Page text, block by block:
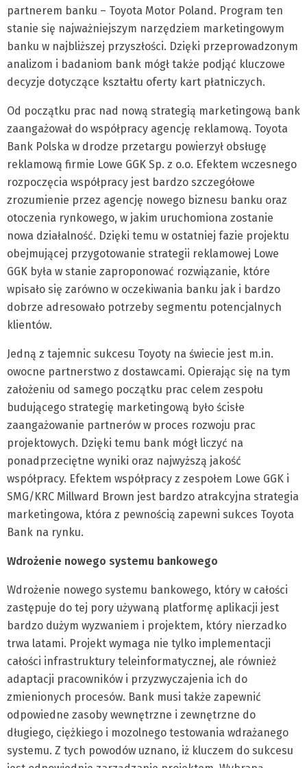
partnerem banku – Toyota Motor Poland. Program ten
stanie się najważniejszym narzędziem marketingowym
banku w najbliższej przyszłości. Dzięki przeprowadzonym
analizom i badaniom bank mógł także podjąć kluczowe
decyzje dotyczące kształtu oferty kart płatniczych.
Od początku prac nad nową strategią marketingową bank
zaangażował do współpracy agencję reklamową. Toyota
Bank Polska w drodze przetargu powierzył obsługę
reklamową firmie Lowe GGK Sp. z o.o. Efektem wczesnego
rozpoczęcia współpracy jest bardzo szczegółowe
zrozumienie przez agencję nowego biznesu banku oraz
otoczenia rynkowego, w jakim uruchomiona zostanie
nowa działalność. Dzięki temu w ostatniej fazie projektu
obejmującej przygotowanie strategii reklamowej Lowe
GGK była w stanie zaproponować rozwiązanie, które
wpisało się zarówno w oczekiwania banku jak i bardzo
dobrze adresowało potrzeby segmentu potencjalnych
klientów.
Jedną z tajemnic sukcesu Toyoty na świecie jest m.in.
owocne partnerstwo z dostawcami. Opierając się na tym
założeniu od samego początku prac celem zespołu
budującego strategię marketingową było ścisłe
zaangażowanie partnerów w proces rozwoju prac
projektowych. Dzięki temu bank mógł liczyć na
ponadprzeciętne wyniki oraz najwyższą jakość
współpracy. Efektem współpracy z zespołem Lowe GGK i
SMG/KRC Millward Brown jest bardzo atrakcyjna strategia
marketingowa, która z pewnością zapewni sukces Toyota
Bank na rynku.
Wdrożenie nowego systemu bankowego
Wdrożenie nowego systemu bankowego, który w całości
zastępuje do tej pory używaną platformę aplikacji jest
bardzo dużym wyzwaniem i projektem, który nierzadko
trwa latami. Projekt wymaga nie tylko implementacji
całości infrastruktury teleinformatycznej, ale również
adaptacji pracowników i przyzwyczajenia ich do
zmienionych procesów. Bank musi także zapewnić
odpowiedne zasoby wewnętrzne i zewnętrzne do
długiego, ciężkiego i mozolnego testowania wdrażanego
systemu. Z tych powodów uznano, iż kluczem do sukcesu